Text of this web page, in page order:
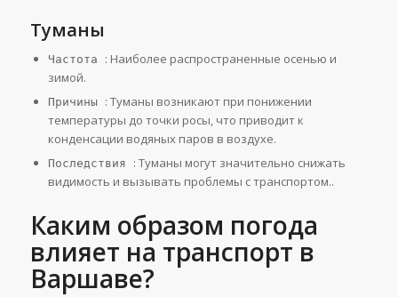
Туманы
Частота : Наиболее распространенные осенью и
зимой.
Причины : Туманы возникают при понижении
температуры до точки росы, что приводит к
конденсации водяных паров в воздухе.
Последствия : Туманы могут значительно снижать
видимость и вызывать проблемы с транспортом.​.
Каким образом погода
влияет на транспорт в
Варшаве?